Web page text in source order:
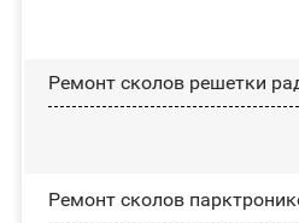
Ремонт сколов решетки
Ремонт сколов